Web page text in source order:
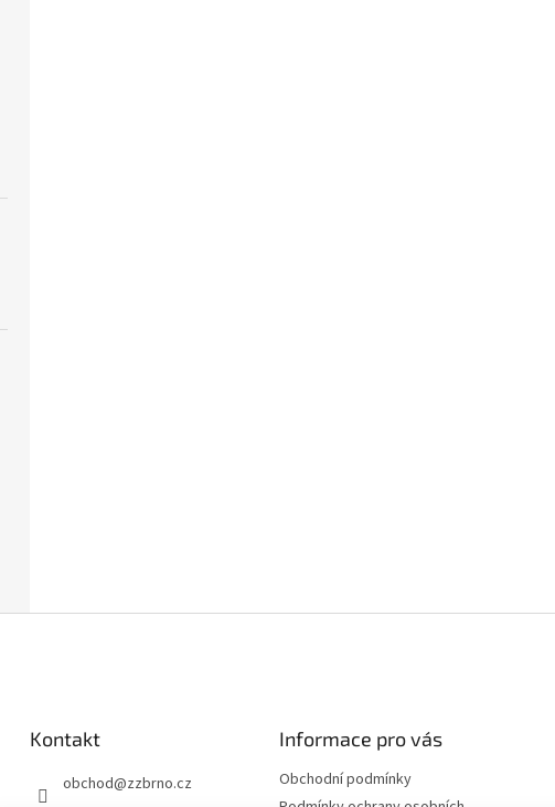
Kontakt
obchod@zzbrno.cz
Informace pro vás
Obchodní podmínky